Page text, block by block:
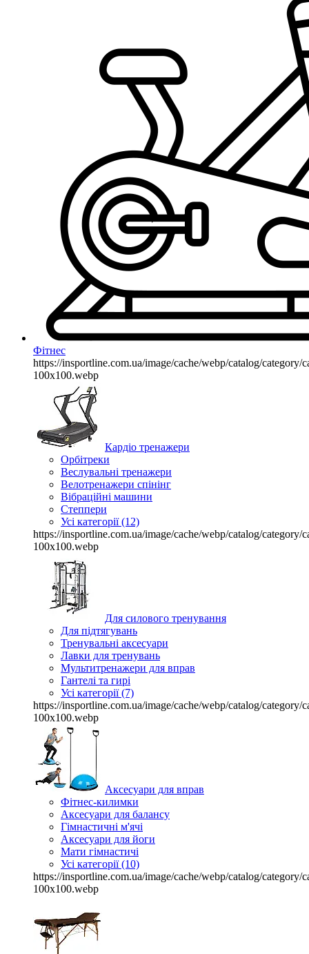
Фітнес
https://insportline.com.ua/image/cache/webp/catalog/category/
100x100.webp
Кардіо тренажери
Орбітреки
Веслувальні тренажери
Велотренажери спінінг
Вібраційні машини
Степпери
Усі категорії (12)
https://insportline.com.ua/image/cache/webp/catalog/category/
100x100.webp
Для силового тренування
Для підтягувань
Тренувальні аксесуари
Лавки для тренувань
Мультитренажери для вправ
Гантелі та гирі
Усі категорії (7)
https://insportline.com.ua/image/cache/webp/catalog/category/
100x100.webp
Аксесуари для вправ
Фітнес-килимки
Аксесуари для балансу
Гімнастичні м'ячі
Аксесуари для йоги
Мати гімнастичі
Усі категорії (10)
https://insportline.com.ua/image/cache/webp/catalog/category/
100x100.webp